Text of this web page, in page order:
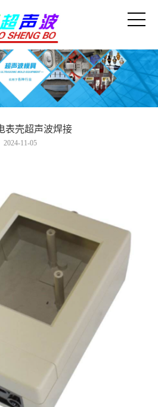
表壳超声波焊接
2024-11-05